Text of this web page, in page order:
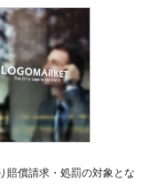
賠償請求・処罰の対象とな